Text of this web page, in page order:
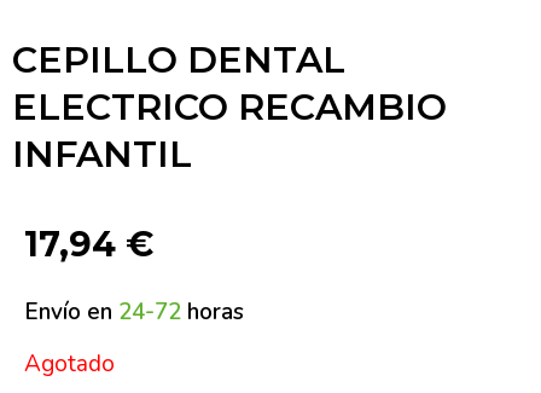
CEPILLO DENTAL
ELECTRICO RECAMBIO
INFANTIL
17,94 €
Envío en 24-72 horas
Agotado